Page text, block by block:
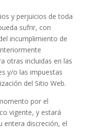
y perjuicios de toda
sufrir, con
incumplimiento de
otras incluidas en las
y/o las impuestas
del Sitio Web.
por el
vigente, y estará
entera discreción, el